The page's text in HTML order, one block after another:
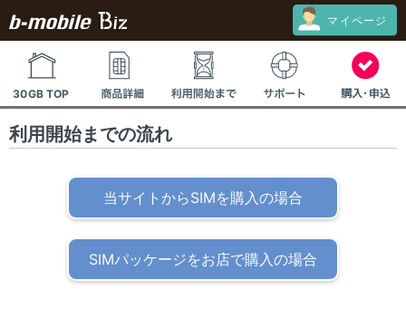
利用開始までの流れ
当サイトからSIMを購入の場合
SIMパッケージをお店で購入の場合